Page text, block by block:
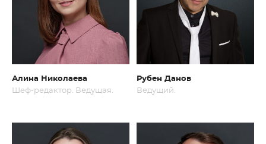
Алина Николаева
Шеф-редактор. Ведущая.
Рубен Данов
Ведущий.